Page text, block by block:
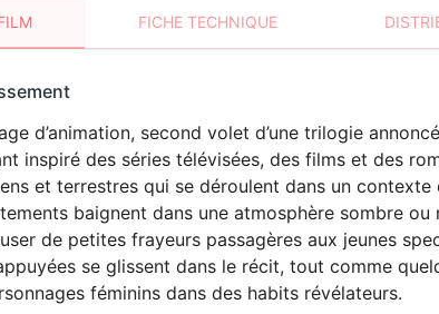
FICHE TECHNIQUE
DÉCONSEILLÉ
AUX JEUNES
ENFANTS
d’animation, second volet d’une trilogie
inspiré des séries télévisées, des films et des
et terrestres qui se déroulent dans un
baignent dans une atmosphère sombre
de petites frayeurs passagères aux jeunes
se glissent dans le récit, tout comme
féminins dans des habits révélateurs.